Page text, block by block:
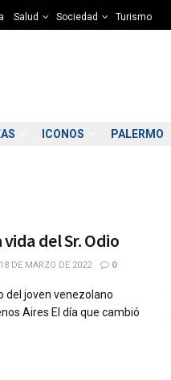
Salud Sociedad Turismo
ICONOS PALERMO
del Sr. Odio
DE MARZO DE 2022 0
del joven venezolano
Aires El día que cambió